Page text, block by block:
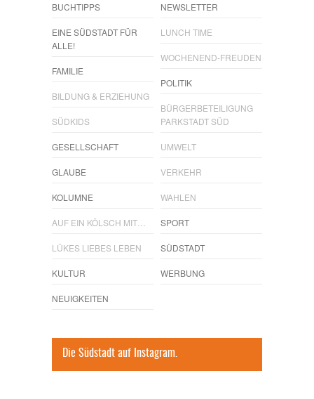
BUCHTIPPS
EINE SÜDSTADT FÜR
ALLE!
FAMILIE
BILDUNG & ERZIEHUNG
SÜDKIDS
GESELLSCHAFT
GLAUBE
KOLUMNE
AUF EIN KÖLSCH MIT…
LÜKES LIEBES LEBEN
KULTUR
NEUIGKEITEN
NEWSLETTER
LUNCH TIME
WOCHENEND-FREUDEN
POLITIK
BÜRGERBETEILIGUNG
PARKSTADT SÜD
UMWELT
VERKEHR
WAHLEN
SPORT
SÜDSTADT
WERBUNG
Die Südstadt auf Instagram.